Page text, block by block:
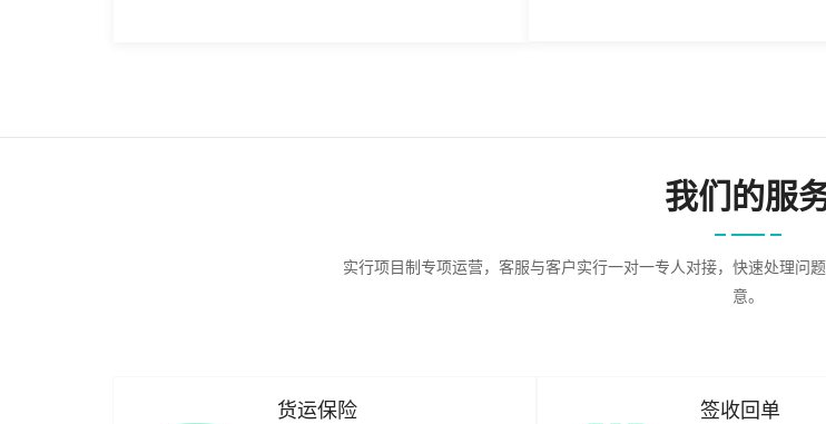
我们的服
实行项目制专项运营，客服与客户实行一对一专人对接，快速处理问
意。
货运保险 签收回单